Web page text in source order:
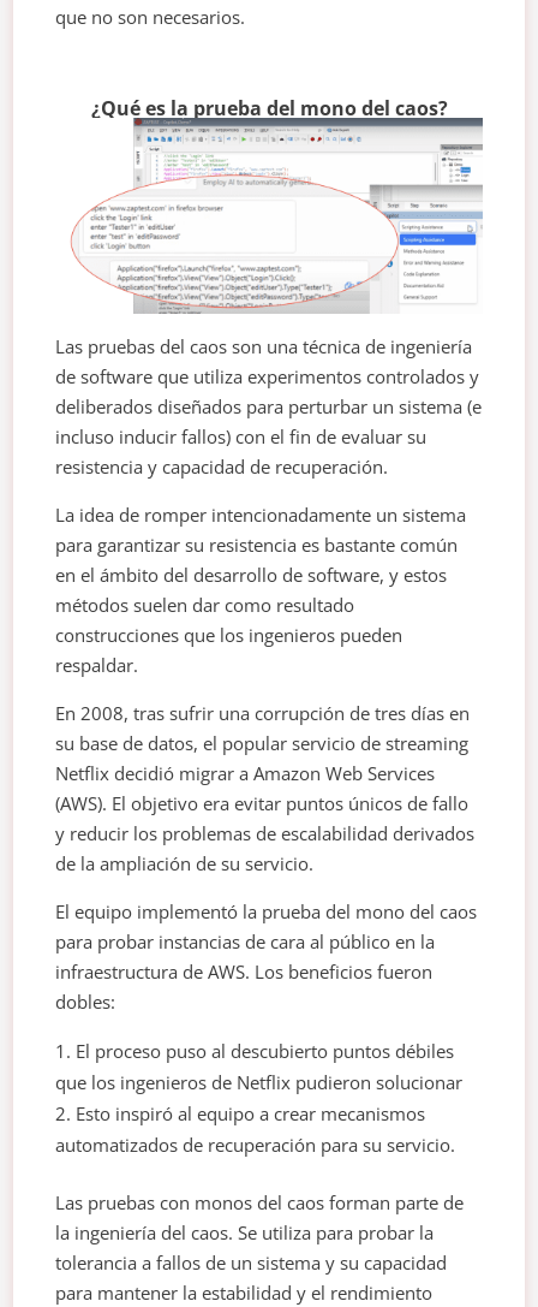
que no son necesarios.
¿Qué es la prueba del mono del caos?
Las pruebas del caos son una técnica de ingeniería
de software que utiliza experimentos controlados y
deliberados diseñados para perturbar un sistema (e
incluso inducir fallos) con el fin de evaluar su
resistencia y capacidad de recuperación.
La idea de romper intencionadamente un sistema
para garantizar su resistencia es bastante común
en el ámbito del desarrollo de software, y estos
métodos suelen dar como resultado
construcciones que los ingenieros pueden
respaldar.
En 2008, tras sufrir una corrupción de tres días en
su base de datos, el popular servicio de streaming
Netflix decidió migrar a Amazon Web Services
(AWS). El objetivo era evitar puntos únicos de fallo
y reducir los problemas de escalabilidad derivados
de la ampliación de su servicio.
El equipo implementó la prueba del mono del caos
para probar instancias de cara al público en la
infraestructura de AWS. Los beneficios fueron
dobles:
El proceso puso al descubierto puntos débiles
que los ingenieros de Netflix pudieron solucionar
Esto inspiró al equipo a crear mecanismos
automatizados de recuperación para su servicio.
Las pruebas con monos del caos forman parte de
la ingeniería del caos. Se utiliza para probar la
tolerancia a fallos de un sistema y su capacidad
para mantener la estabilidad y el rendimiento